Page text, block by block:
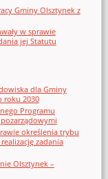
Gminy Olsztynek z
w sprawie
jej Statutu
dla Gminy
roku 2030
Programu
określenia trybu
zadania
Olsztynek –